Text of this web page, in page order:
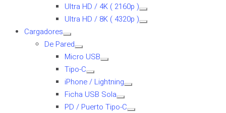
Ultra HD / 4K ( 2160p )
Ultra HD / 8K ( 4320p )
Cargadores
De Pared
Micro USB
Tipo-C
iPhone / Lightning
Ficha USB Sola
PD / Puerto Tipo-C